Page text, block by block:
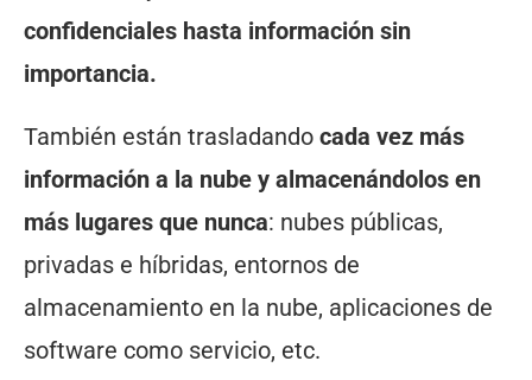
confidenciales hasta información sin
importancia.
También están trasladando cada vez más
información a la nube y almacenándolos en
más lugares que nunca: nubes públicas,
privadas e híbridas, entornos de
almacenamiento en la nube, aplicaciones de
software como servicio, etc.